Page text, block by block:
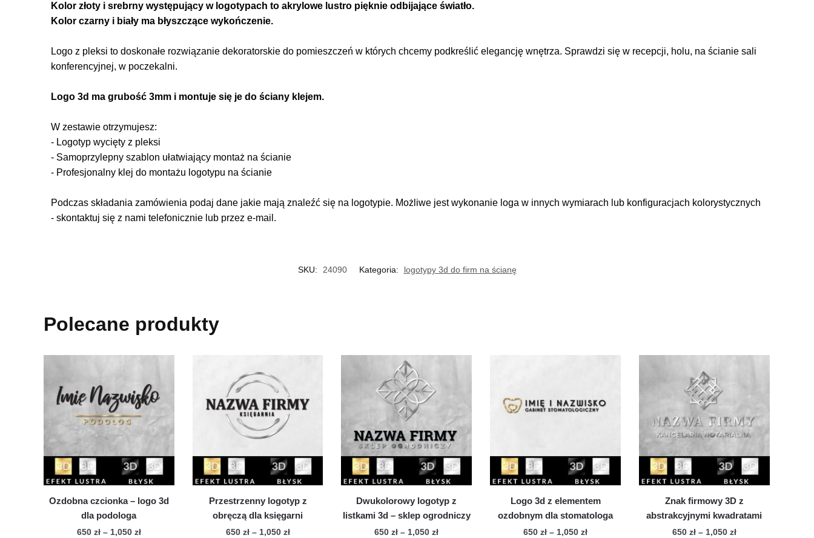
Kolor złoty i srebrny występujący w logotypach to akrylowe lustro pięknie odbijające światło.
Kolor czarny i biały ma błyszczące wykończenie.
Logo z pleksi to doskonałe rozwiązanie dekoratorskie do pomieszczeń w których chcemy podkreślić elegancję wnętrza. Sprawdzi się w recepcji, holu, na ścianie sali
konferencyjnej, w poczekalni.
Logo 3d ma grubość 3mm i montuje się je do ściany klejem.
W zestawie otrzymujesz:
- Logotyp wycięty z pleksi
- Samoprzylepny szablon ułatwiający montaż na ścianie
- Profesjonalny klej do montażu logotypu na ścianie
Podczas składania zamówienia podaj dane jakie mają znaleźć się na logotypie. Możliwe jest wykonanie loga w innych wymiarach lub konfiguracjach kolorystycznych
- skontaktuj się z nami telefonicznie lub przez e-mail.
SKU: 24090 Kategoria: logotypy 3d do firm na ścianę
Polecane produkty
Ozdobna czcionka – logo 3d
dla podologa
650 zł – 1,050 złZakres
Przestrzenny logotyp z
obręczą dla księgarni
650 zł – 1,050 złZakres
Dwukolorowy logotyp z
listkami 3d – sklep ogrodniczy
650zł – 1,050złZakres
Logo 3d z elementem
ozdobnym dla stomatologa
650zł – 1,050złZakres
Znak firmowy 3D z
abstrakcyjnymi kwadratami
650 zł – 1,050 złZakres